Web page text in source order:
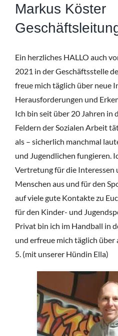
Markus Köster
Ein herzliches HALLO auch
2021 in der Geschäftsstelle
freue mich täglich über neue
Herausforderungen und
Ich bin seit über 20 Jahren in
Feldern der Sozialen Arbeit
als – sicherlich manchmal
und Jugendlichen fungieren.
Vertretung für die Interessen
Menschen aus und für den
auf viele gute Kontakte zu
für den Kinder- und
Privat bin ich im Handball in
und erfreue mich täglich
5. (mit unserer Hündin Ella)